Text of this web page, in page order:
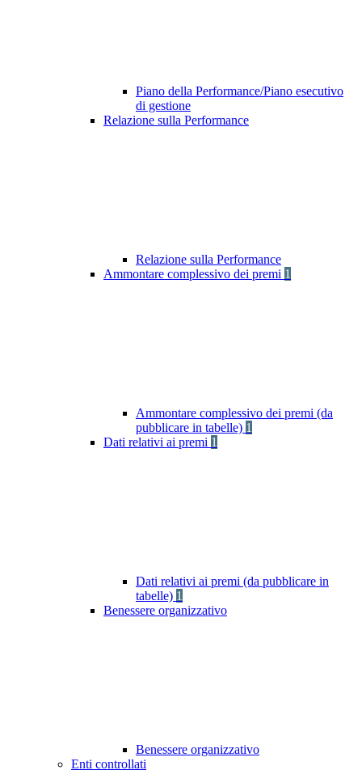
Piano della Performance/Piano esecutivo
di gestione
Relazione sulla Performance
Relazione sulla Performance
Ammontare complessivo dei premi 1
Ammontare complessivo dei premi (da
pubblicare in tabelle) 1
Dati relativi ai premi 1
Dati relativi ai premi (da pubblicare in
tabelle) 1
Benessere organizzativo
Benessere organizzativo
Enti controllati